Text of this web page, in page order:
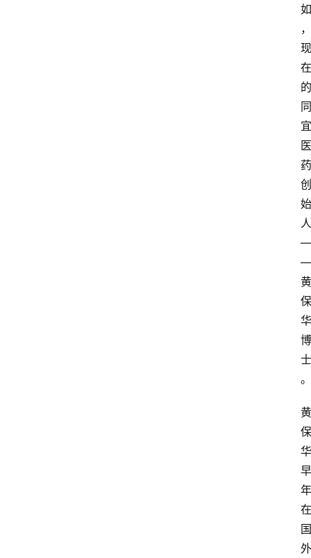
如
，
现
在
的
同
宜
医
药
创
始
人
—
—
黄
保
华
博
士
。
黄
保
华
早
年
在
国
外